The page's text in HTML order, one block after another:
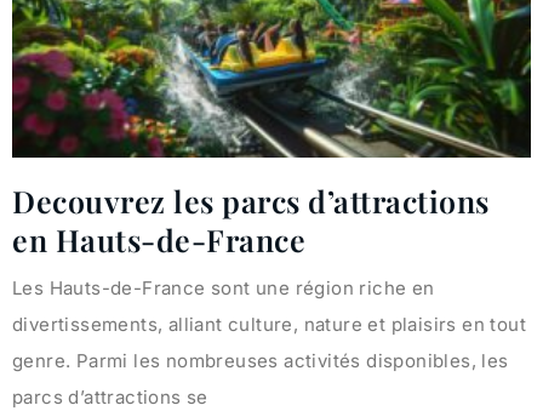
Decouvrez les parcs d’attractions
en Hauts-de-France
Les Hauts-de-France sont une région riche en
divertissements, alliant culture, nature et plaisirs en tout
genre. Parmi les nombreuses activités disponibles, les
parcs d’attractions se